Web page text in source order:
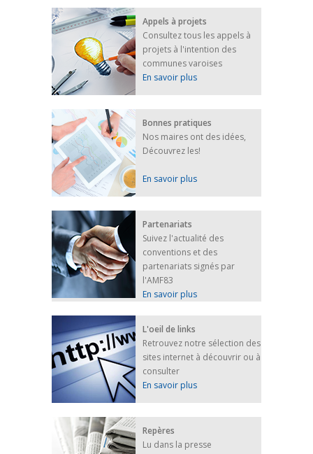
25 avril 2022
Afin d’accompagner au mieux les réfugiés
ukrainiens arrivés en France,...
FEUILLETER
Appels à projets
Consultez tous les appels à
projets à l'intention des
communes varoises
En savoir plus
Bonnes pratiques
Nos maires ont des idées,
Découvrez les!
En savoir plus
Partenariats
Suivez l'actualité des
conventions et des
partenariats signés par
l'AMF83
En savoir plus
L'oeil de links
Retrouvez notre sélection des
sites internet à découvrir ou à
consulter
En savoir plus
Repères
Lu dans la presse